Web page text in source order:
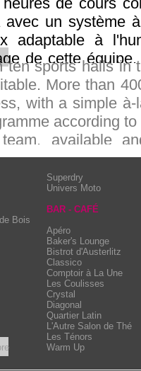
ten sports halls in
More than
with a simple
according
available
Yoga
Squash,
well-being in a
a hammam and
avec un système
adaptable à
de cette
: Gestion du
RPM, Squash,
au service
sans
pour la
Superdry
Univers Moto
BAR - CAFÉ
Apéro
Baker's Lounge
Bistrot d'Austerlitz
Classico
Comptoir à La Une
Les Coulisses
Crystal
Diagonal
Quartier Latin
L'Autre Salon de Thé
Les Ténors
Warm Up
Bois